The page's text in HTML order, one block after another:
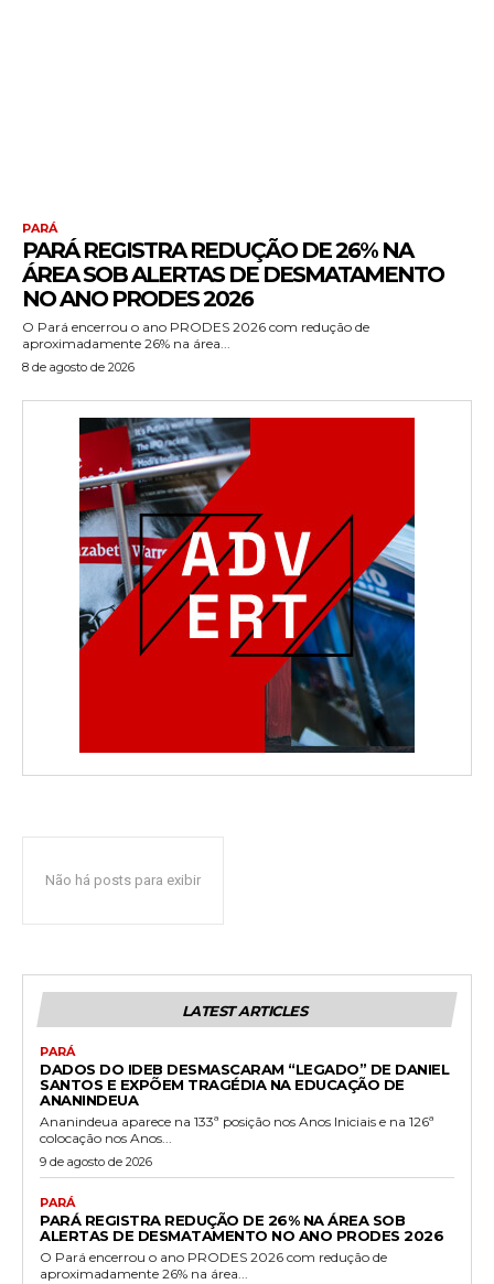
PARÁ
PARÁ REGISTRA REDUÇÃO DE 26% NA
ÁREA SOB ALERTAS DE DESMATAMENTO
NO ANO PRODES 2026
O Pará encerrou o ano PRODES 2026 com redução de
aproximadamente 26% na área...
8 de agosto de 2026
Não há posts para exibir
LATEST ARTICLES
PARÁ
DADOS DO IDEB DESMASCARAM “LEGADO” DE DANIEL
SANTOS E EXPÕEM TRAGÉDIA NA EDUCAÇÃO DE
ANANINDEUA
Ananindeua aparece na 133ª posição nos Anos Iniciais e na 126ª
colocação nos Anos...
9 de agosto de 2026
PARÁ
PARÁ REGISTRA REDUÇÃO DE 26% NA ÁREA SOB
ALERTAS DE DESMATAMENTO NO ANO PRODES 2026
O Pará encerrou o ano PRODES 2026 com redução de
aproximadamente 26% na área...